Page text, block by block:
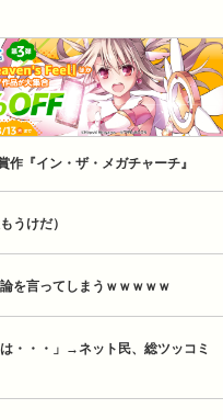
『イン・ザ・メガチャーチ』
うけだ）
を言ってしまうｗｗｗｗｗ
・・・」→ネット民、総ツッコミ